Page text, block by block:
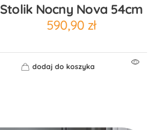
Stolik Nocny Nova 54cm
590,90 zł
dodaj do koszyka